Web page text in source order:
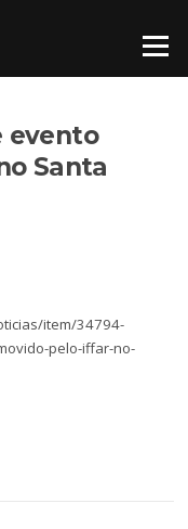
Menu
evento
Santa
item/34794-
pelo-iffar-no-